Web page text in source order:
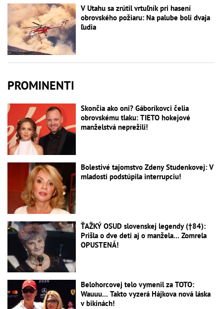
V Utahu sa zrútil vrtuľník pri hasení
obrovského požiaru: Na palube boli dvaja
ľudia
PROMINENTI
Skončia ako oni? Gáboríkovci čelia
obrovskému tlaku: TIETO hokejové
manželstvá neprežili!
Bolestivé tajomstvo Zdeny Studenkovej: V
mladosti podstúpila interrupciu!
ŤAŽKÝ OSUD slovenskej legendy (†84):
Prišla o dve deti aj o manžela... Zomrela
OPUSTENÁ!
Belohorcovej telo vymenil za TOTO:
Wauuu... Takto vyzerá Hájkova nová láska
v bikinách!